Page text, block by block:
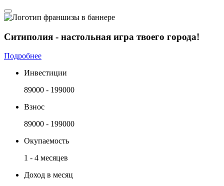
Ситиполия - настольная игра твоего города!
Подробнее
Инвестиции
89000 - 199000
Взнос
89000 - 199000
Окупаемость
1 - 4 месяцев
Доход в месяц